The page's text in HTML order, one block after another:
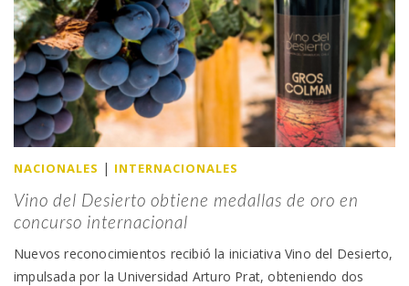
NACIONALES | INTERNACIONALES
Vino del Desierto obtiene medallas de oro en
concurso internacional
Nuevos reconocimientos recibió la iniciativa Vino del Desierto,
impulsada por la Universidad Arturo Prat, obteniendo dos